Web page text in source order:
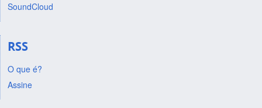
SoundCloud
RSS
O que é?
Assine